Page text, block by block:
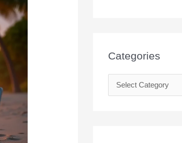
Categories
a